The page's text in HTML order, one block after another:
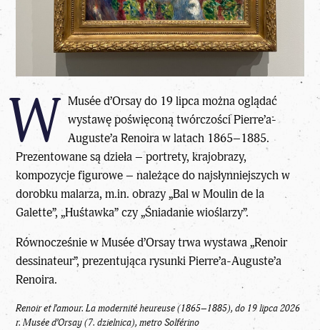
W Musée d’Orsay do 19 lipca można oglądać
wystawę poświęconą twórczości Pierre’a-
Auguste’a Renoira w latach 1865–1885.
Prezentowane są dzieła – portrety, krajobrazy,
kompozycje figurowe – należące do najsłynniejszych w
dorobku malarza, m.in. obrazy „Bal w Moulin de la
Galette”, „Huśtawka” czy „Śniadanie wioślarzy”.
Równocześnie w Musée d’Orsay trwa wystawa „Renoir
dessinateur”, prezentująca rysunki Pierre’a-Auguste’a
Renoira.
Renoir et l’amour. La modernité heureuse (1865–1885), do 19 lipca 2026
r. Musée d’Orsay (7. dzielnica), metro Solférino